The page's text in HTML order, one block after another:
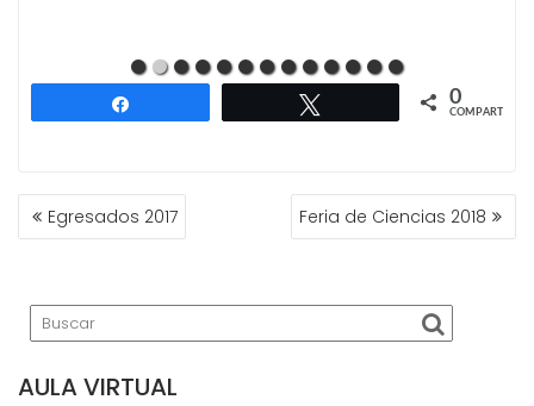
0
COMPARTIR
NAVEGACIÓN
DEEgresados 2017 Feria de Ciencias 2018
AULA VIRTUAL